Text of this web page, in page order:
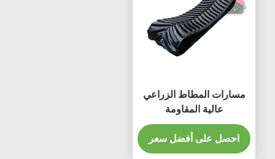
مسارات المطاط الزراعي
عالية المقاومة
TP30"x6"x42AG مع
أدوات القيادة المقوية لـ
STX Quadrac 500
احصل على أفضل سعر